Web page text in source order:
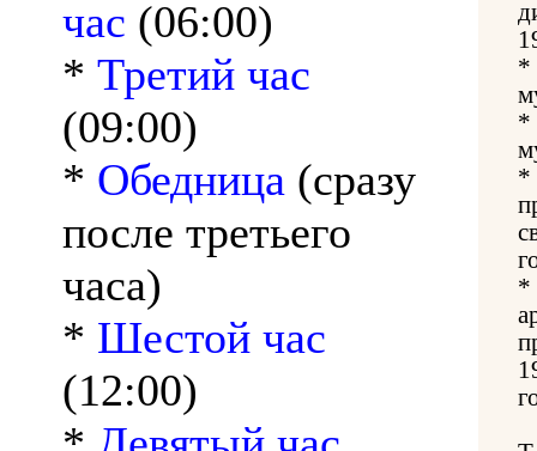
час (06:00)
* Третий час
(09:00)
* Обедница (сразу
после третьего
часа)
* Шестой час
(12:00)
*
*
*
*